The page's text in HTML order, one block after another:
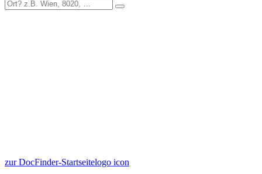
zur DocFinder-Startseitelogo icon